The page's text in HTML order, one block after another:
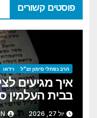
פוסטים קשורים
הרב נפתלי סימון זצ"ל וידאו
איך מגיעים
בבית העלמין
תמני משרידי
יול 27, 2026